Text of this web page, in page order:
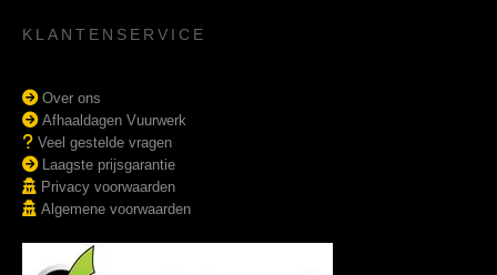
KLANTENSERVICE
Over ons
Afhaaldagen Vuurwerk
Veel gestelde vragen
Laagste prijsgarantie
Privacy voorwaarden
Algemene voorwaarden